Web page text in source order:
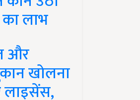
लाभ
और
खोलना
लाइसेंस,